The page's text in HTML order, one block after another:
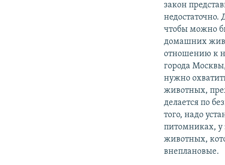
закон
чтобы можно
домашних
отношению к
города
нужно
животных,
делается по
того, надо
питомниках, у
животных,
внеплановые.